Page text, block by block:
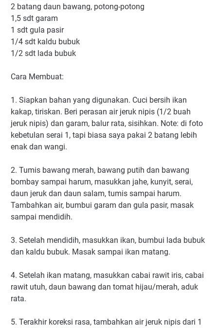
2 batang daun bawang, potong-potong
1,5 sdt garam
1 sdt gula pasir
1/4 sdt kaldu bubuk
1/2 sdt lada bubuk
Cara Membuat:
1. Siapkan bahan yang digunakan. Cuci bersih ikan
kakap, tiriskan. Beri perasan air jeruk nipis (1/2 buah
jeruk nipis) dan garam, balur rata, sisihkan. Note: di foto
kebetulan serai 1, tapi biasa saya pakai 2 batang lebih
enak dan wangi.
2. Tumis bawang merah, bawang putih dan bawang
bombay sampai harum, masukkan jahe, kunyit, serai,
daun jeruk dan daun salam, tumis sampai harum.
Tambahkan air, bumbui garam dan gula pasir, masak
sampai mendidih.
3. Setelah mendidih, masukkan ikan, bumbui lada bubuk
dan kaldu bubuk. Masak sampai ikan matang.
4. Setelah ikan matang, masukkan cabai rawit iris, cabai
rawit utuh, daun bawang dan tomat hijau/merah, aduk
rata.
5. Terakhir koreksi rasa, tambahkan air jeruk nipis dari 1